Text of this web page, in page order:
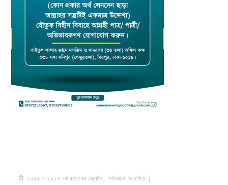
© ২০১৬ - ২০১৭ কোরআনের জ্যোতি. সর্বসত্ত্ব সংরক্ষিত |